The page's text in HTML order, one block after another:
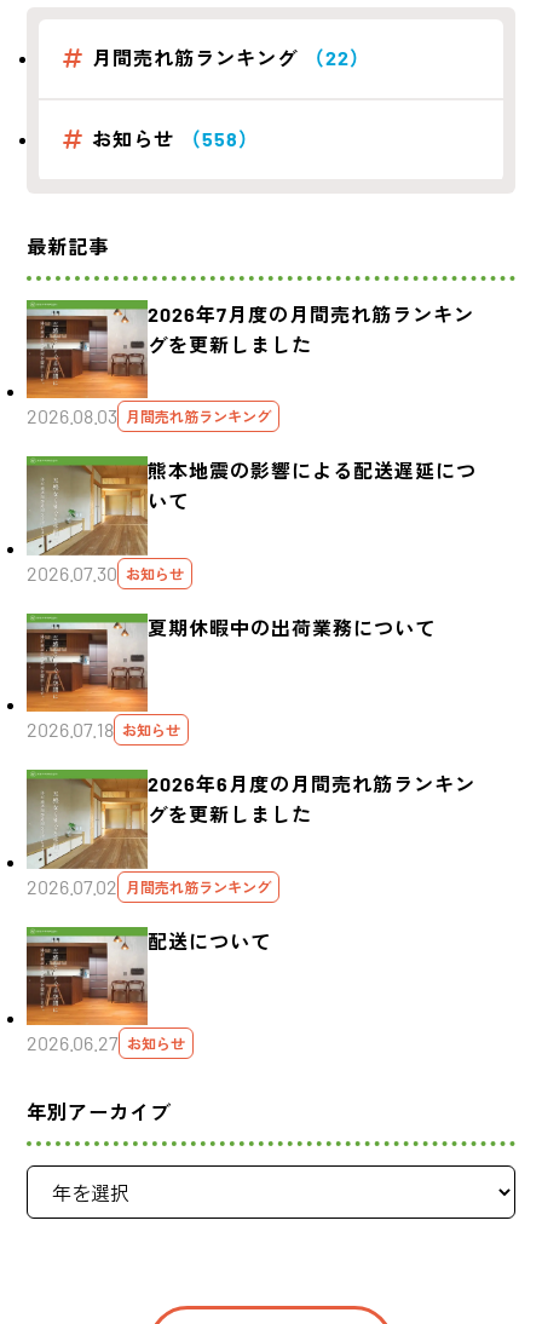
月間売れ筋ランキング （22）
お知らせ （558）
最新記事
2026年7月度の月間売れ筋ランキン
グを更新しました
2026.08.03 月間売れ筋ランキング
熊本地震の影響による配送遅延につ
いて
2026.07.30 お知らせ
夏期休暇中の出荷業務について
2026.07.18 お知らせ
2026年6月度の月間売れ筋ランキン
グを更新しました
2026.07.02 月間売れ筋ランキング
配送について
2026.06.27 お知らせ
年別アーカイブ